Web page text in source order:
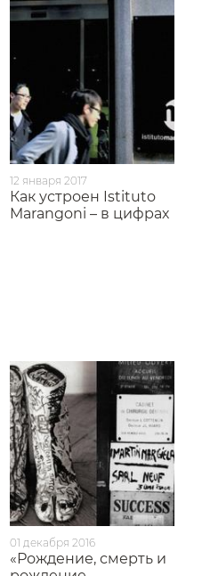
12 января 2017
​Как устроен Istituto
Marangoni – в цифрах
01 декабря 2016
​«Рождение, смерть и